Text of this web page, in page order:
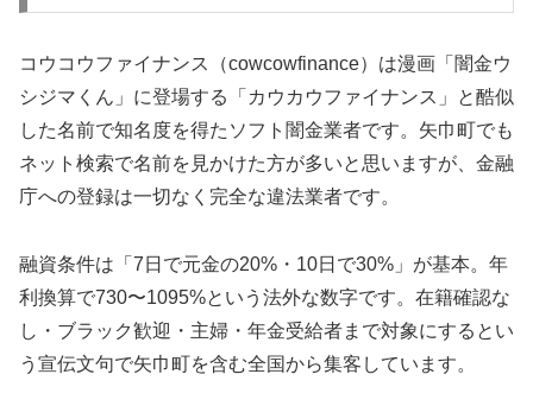
コウコウファイナンス（cowcowfinance）は漫画「闇金ウ
シジマくん」に登場する「カウカウファイナンス」と酷似
した名前で知名度を得たソフト闇金業者です。矢巾町でも
ネット検索で名前を見かけた方が多いと思いますが、金融
庁への登録は一切なく完全な違法業者です。
融資条件は「7日で元金の20%・10日で30%」が基本。年
利換算で730〜1095%という法外な数字です。在籍確認な
し・ブラック歓迎・主婦・年金受給者まで対象にするとい
う宣伝文句で矢巾町を含む全国から集客しています。